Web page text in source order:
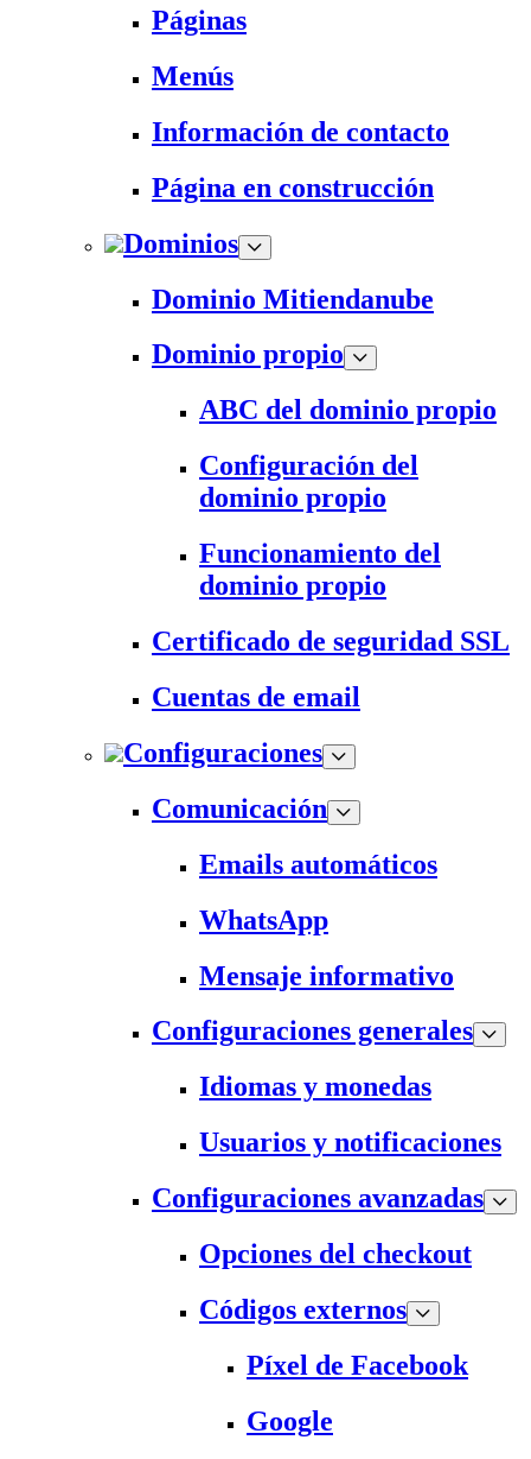
Páginas
Menús
Información de contacto
Página en construcción
Dominios
Dominio Mitiendanube
Dominio propio
ABC del dominio propio
Configuración del
dominio propio
Funcionamiento del
dominio propio
Certificado de seguridad SSL
Cuentas de email
Configuraciones
Comunicación
Emails automáticos
WhatsApp
Mensaje informativo
Configuraciones generales
Idiomas y monedas
Usuarios y notificaciones
Configuraciones avanzadas
Opciones del checkout
Códigos externos
Píxel de Facebook
Google